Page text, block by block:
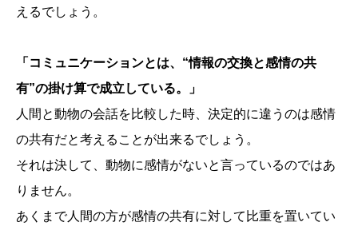
えるでしょう。
「コミュニケーションとは、“情報の交換と感情の共
有”の掛け算で成立している。」
人間と動物の会話を比較した時、決定的に違うのは感情
の共有だと考えることが出来るでしょう。
それは決して、動物に感情がないと言っているのではあ
りません。
あくまで人間の方が感情の共有に対して比重を置いてい